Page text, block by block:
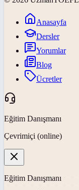
Anasayfa
Dersler
Yorumlar
Blog
Ücretler
Eğitim Danışmanı
Çevrimiçi (online)
Eğitim Danışmanı